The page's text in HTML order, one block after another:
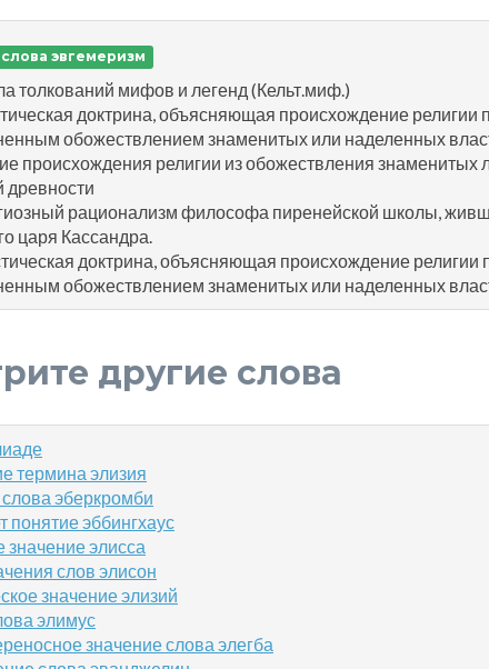
эвгемеризм
толкований мифов и легенд (Кельт.миф.)
доктрина, объясняющая происхождение религии
обожествлением знаменитых или наделенных
происхождения религии из обожествления знаменитых
древности
рационализм философа пиренейской школы,
царя Кассандра.
доктрина, объясняющая происхождение религии
обожествлением знаменитых или наделенных
другие слова
термина элизия
эберкромби
понятие эббингхаус
значение элисса
слов элисон
значение элизий
элимус
значение слова элегба